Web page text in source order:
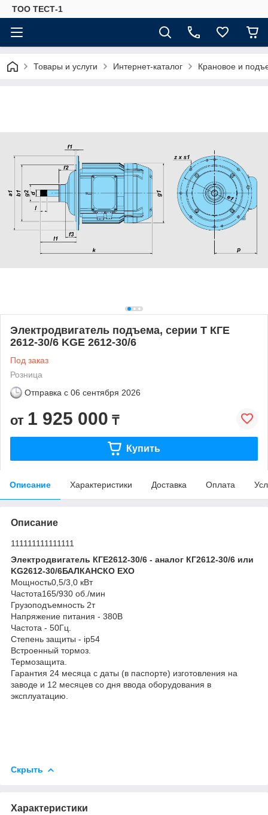
ТОО ТЕСТ-1
Товары и услуги Интернет-каталог Крановое и
Электродвигатель подъема, серии T КГЕ
2612-30/6 KGE 2612-30/6
Под заказ
Розница
Отправка с 06 сентября 2026
от 1 925 000 ₸
Купить
Описание Характеристики Доставка Оплата
Описание
111111111111111
Электродвигатель КГЕ2612-30/6 - аналог КГ2612-30/6 или
KG2612-30/6БАЛКАНСКО ЕХО
Мощность0,5/3,0 кВт
Частота165/930 об./мин
Грузоподъемность 2т
Напряжение питания - 380В
Частота - 50Гц.
Степень защиты - ip54
Встроенный тормоз.
Термозащита.
Гарантия 24 месяца с даты (в паспорте) изготовления на
заводе и 12 месяцев со дня ввода оборудования в
эксплуатацию.
Скрыть
Характеристики